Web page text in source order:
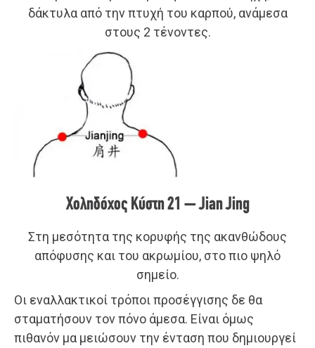
δάκτυλα από την πτυχή του καρπού, ανάμεσα
στους 2 τένοντες.
Χοληδόχος Κύστη 21 – Jian Jing
Στη μεσότητα της κορυφής της ακανθώδους
απόφυσης και του ακρωμίου, στο πιο ψηλό
σημείο.
Οι εναλλακτικοί τρόποι προσέγγισης δε θα
σταματήσουν τον πόνο άμεσα. Είναι όμως
πιθανόν μα μειώσουν την ένταση που δημιουργεί